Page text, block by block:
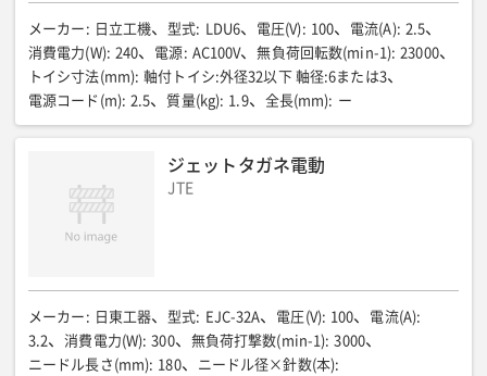
メーカー : 日立工機 型式: LDU6 電圧(V): 100 電流(A): 2.5
消費電力(W): 240 電源: AC100V 無負荷回転数(min-1): 23000
トイシ寸法(mm): 軸付トイシ:外径32以下 軸径:6または3
電源コード(m): 2.5 質量(kg): 1.9 全長(mm): ー
ジェットタガネ電動
JTE
メーカー : 日東工器 型式: EJC-32A 電圧(V): 100 電流(A):
3.2
消費電力(W): 300 無負荷打撃数(min-1): 3000
ニードル長さ(mm): 180 ニードル径×針数(本):